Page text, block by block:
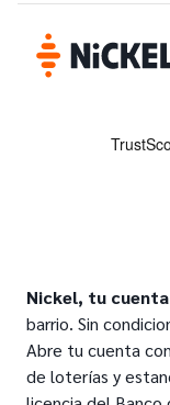
Nickel, tu
barrio. Sin
Abre tu cuenta
de loterías y